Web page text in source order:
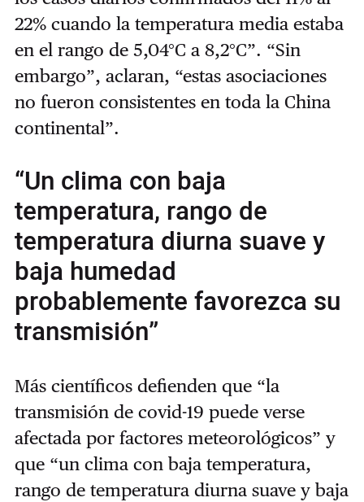
22% cuando la temperatura media estaba
en el rango de 5,04°C a 8,2°C”. “Sin
embargo”, aclaran, “estas asociaciones
no fueron consistentes en toda la China
continental”.
“Un clima con baja
temperatura, rango de
temperatura diurna suave y
baja humedad
probablemente favorezca su
transmisión”
Más científicos defienden que “la
transmisión de covid-19 puede verse
afectada por factores meteorológicos” y
que “un clima con baja temperatura,
rango de temperatura diurna suave y baja